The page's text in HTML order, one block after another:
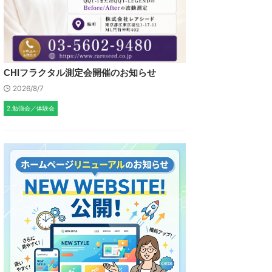
CHIフラクタル測定会開催のお知らせ
2026/8/7
2.勉強会／体験会